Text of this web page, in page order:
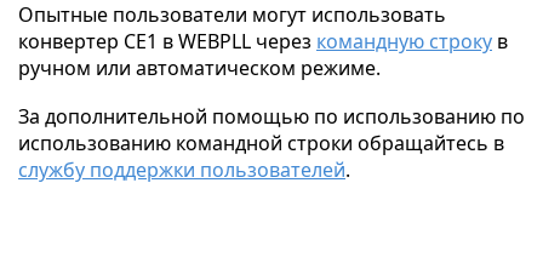
Опытные пользователи могут использовать
конвертер CE1 в WEBPLL через командную строку в
ручном или автоматическом режиме.
За дополнительной помощью по использованию по
использованию командной строки обращайтесь в
службу поддержки пользователей.